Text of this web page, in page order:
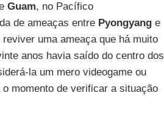
Guam, no Pacífico
de ameaças entre Pyongyange
uma ameaça que há muito
anos havia saído do centro dos
la um mero videogame ou
momento de verificar a situação